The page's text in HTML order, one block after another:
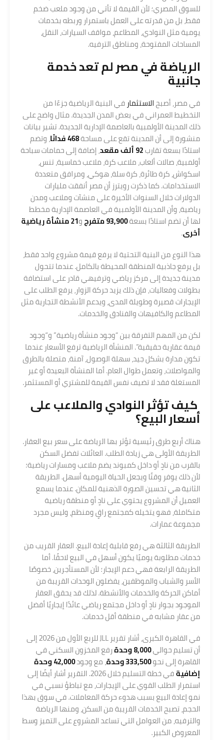
للسوق المصري؛ لأن القيمة لا تأتي من وجود ملعب ضخم
فقط، بل من قدرته على العمل باستمرار وربطه بخدمات
يومية مثل النوادي، المطاعم، مواقف السيارات، النقل،
المساحات المفتوحة، ومناطق الترفيه.
الرياضة في مصر لم تعد خدمة
جانبية
في مصر، أصبحالاستثمار في البنية الرياضية جزءًا من
التخطيط العمراني في بعض المدن الجديدة. مثال واضح على
ذلك المدينة الأولمبية بالعاصمة الإدارية الجديدة. تشير بيانات
منشورة إلى أن المدينة تقع على مساحة468 فدانًا
، وتضم
استادًا بسعة تقارب92 ألف مقعد
، إضافة إلى حمامات سباحة
أولمبية، صالات ألعاب، ملاعب كرة، ملاعب خماسية، تنس،
اسكواش، كرة طائرة، كرة سلة، هوكي، ومرافق متعددة
الاستخدامات. كما ذكرت رويترز أن مصر أنفقت مليارات
الدولارات خلال السنوات الأخيرة على منشآت وملاعب ومدن
رياضية، وأن المدينة الأولمبية في العاصمة الإدارية مخطط
لها أن تضم استادًا بسعة93,900 متفرج و
21 منشأة رياضية
أخرى.
هذا النوع من البنية التحتية لا يرفع قيمة مشروع واحد فقط،
بل يرفع جاذبية المنطقة المحيطة بالكامل. عندما تتحول
مدينة جديدة إلى مركز رياضي وترفيهي قادر على استضافة
بطولات وفعاليات، فإن ذلك يزيد حركة الزوار، يرفع الطلب على
الإيجارات قصيرة وطويلة المدى، ويدعم الأنشطة التجارية مثل
المطاعم والكافيهات والفنادق والخدمات.
لكن من المهم التفرقة بين “وجود منشأة رياضية” و“وجود
قيمة عقارية حقيقية”. المنشأة الرياضية ترفع الأسعار عندما
تكون مدارة بشكل جيد، سهلة الوصول، آمنة، متصلة بالطرق
والمواصلات، وتعمل طوال العام. أما المنشأة البعيدة أو غير
المستغلة فقد لا تضيف نفس القيمة للمشتري أو المستثمر.
كيف تؤثر النوادي والملاعب على
أسعار البيع؟
هناك أربع طرق رئيسية تؤثر بها الرياضة على سعر بيع العقار.
الطريقة الأولى هي زيادة الطلب. العائلات تفضل السكن
بالقرب من نادٍ أو داخل كمبوند يضم ملاعب ومسارات رياضية؛
لأن ذلك يوفر وقتًا ويجعل الحياة اليومية أسهل. الطريقة
الثانية هي تحسين الصورة الذهنية للمكان. عندما يسمع
العميل أن المشروع يحتوي على نادٍ أو منطقة رياضية
متكاملة، فهو يتخيله كمجتمع راقٍ ومنظم، وليس مجرد
مجموعة عمارات.
الطريقة الثالثة هي رفع قابلية إعادة البيع. العقار القريب من
خدمات مطلوبة يوميًا يكون أسهل في البيع لاحقًا. أما
الطريقة الرابعة فهي دعم الإيجار؛ لأن المستأجرين، خصوصًا
الأسر والشباب والموظفين، يفضلون الوحدات القريبة من
أماكن الحركة والخدمات والأنشطة. لذلك قد يحقق العقار
الموجود بجوار نادٍ أو داخل مجتمع رياضي عائدًا إيجاريًا أفضل
من عقار مشابه في منطقة أقل خدمات.
في القاهرة الكبرى، أشار تقرير JLL للربع الأول من 2026 إلى
أن تسليم حوالي8,000 وحدة
رفع المخزون السكني في
القاهرة إلى نحو333,500 وحدة ، مع وجود
42,000 وحدة
إضافية
في خطة التسليم خلال 2026. التقرير أشار أيضًا إلى
استمرار الطلب القوي على الإيجارات، مع تباطؤ نسبي في
نمو إعادة البيع بسبب هدوء حركة المعاملات. في سوق بهذا
الحجم، تصبح الخدمات القريبة من السكن، ومنها الرياضة
والترفيه، من العوامل التي تساعد المشروع على التميز وسط
المعروض الكبير.